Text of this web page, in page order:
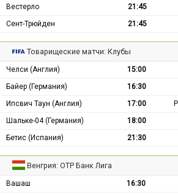
Вестерло 21:45
Сент-Трюйден
21:45
Товарищеские матчи: Клубы
Челси (Англия) 15:00
Байер (Германия)
16:30
Ипсвич Таун (Англия)
17:00
Шальке-04 (Германия)
18:00
Бетис (Испания)
21:30
Венгрия: ОТР Банк Лига
Вашаш 16:30